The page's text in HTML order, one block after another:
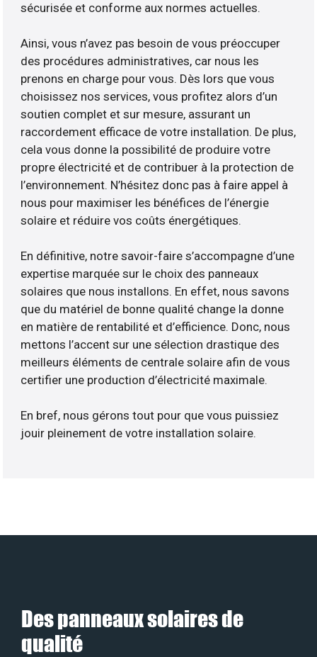
sécurisée et conforme aux normes actuelles.
Ainsi, vous n’avez pas besoin de vous préoccuper
des procédures administratives, car nous les
prenons en charge pour vous. Dès lors que vous
choisissez nos services, vous profitez alors d’un
soutien complet et sur mesure, assurant un
raccordement efficace de votre installation. De plus,
cela vous donne la possibilité de produire votre
propre électricité et de contribuer à la protection de
l’environnement. N’hésitez donc pas à faire appel à
nous pour maximiser les bénéfices de l’énergie
solaire et réduire vos coûts énergétiques.
En définitive, notre savoir-faire s’accompagne d’une
expertise marquée sur le choix des panneaux
solaires que nous installons. En effet, nous savons
que du matériel de bonne qualité change la donne
en matière de rentabilité et d’efficience. Donc, nous
mettons l’accent sur une sélection drastique des
meilleurs éléments de centrale solaire afin de vous
certifier une production d’électricité maximale.
En bref, nous gérons tout pour que vous puissiez
jouir pleinement de votre installation solaire.
Des panneaux solaires de
qualité